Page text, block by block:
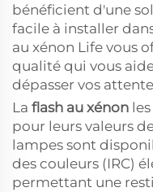
bénéficient d'une
facile à installer
au xénon Life vous
qualité qui vous
dépasser vos
La flash au xénon
pour leurs valeurs
lampes sont
des couleurs (IRC)
permettant une